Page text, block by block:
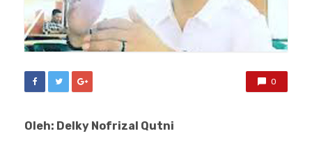
0
Oleh: Delky Nofrizal Qutni